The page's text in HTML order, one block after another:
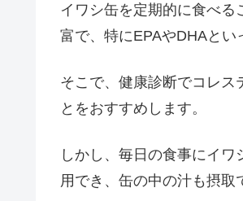
イワシ缶を定期的に食べ
富で、特にEPAやDHAとい
そこで、健康診断でコレス
とをおすすめします。
しかし、毎日の食事にイ
用でき、缶の中の汁も摂取